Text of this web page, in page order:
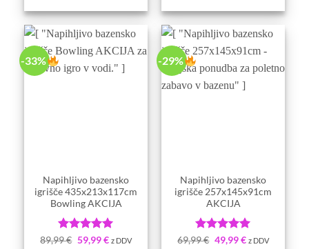
-33%
Napihljivo bazensko
igrišče 435x213x117cm
Bowling AKCIJA
Ocenjeno5
89,99€ 59,99€ z DDV
-29%
Napihljivo bazensko
igrišče 257x145x91cm
AKCIJA
Ocenjeno5
69,99€ 49,99€ z DDV